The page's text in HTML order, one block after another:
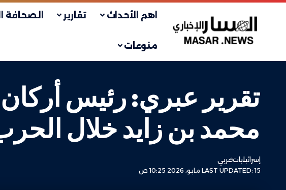
اهم الأحداث تقارير الصحافة
منوعات
تقرير عبري: رئيس أركان
محمد بن زايد خلال
LAST UPDATED: 15 مايو، 2026 10:25 ص
إسرائيلياتعربي